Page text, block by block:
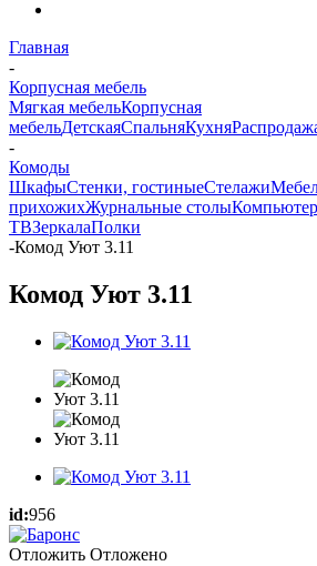
Главная
-
Корпусная мебель
Мягкая мебельКорпусная
мебельДетскаяСпальняКухня
-
Комоды
ШкафыСтенки, гостиныеСтелажи
прихожихЖурнальные столы
ТВЗеркалаПолки
-Комод Уют 3.11
Комод Уют 3.11
id:956
Отложить Отложено